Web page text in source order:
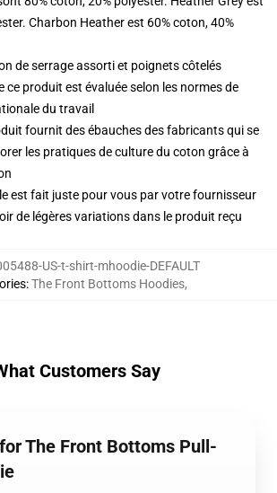
Charbon Heather est 60% coton, 40%
de serrage assorti et poignets côtelés
ce produit est évaluée selon les normes de
du travail
fournit des ébauches des fabricants qui se
les pratiques de culture du coton grâce à
est fait juste pour vous par votre fournisseur
de légères variations dans le produit reçu
US-t-shirt-mhoodie-DEFAULT
:The Front Bottoms Hoodies,
Customers Say
The Front Bottoms Pull-